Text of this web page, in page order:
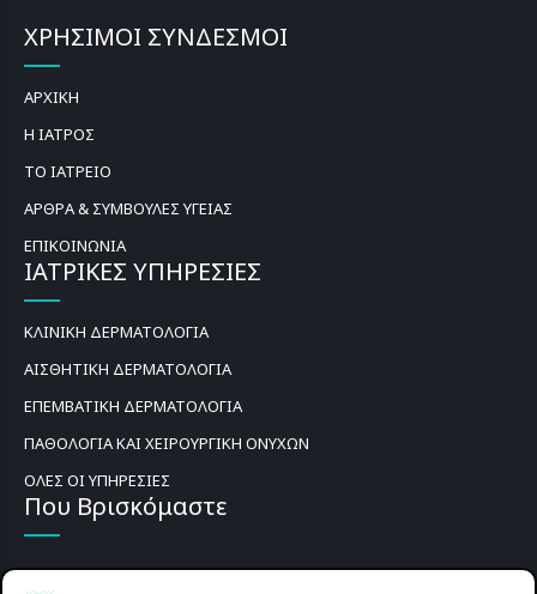
ΧΡΗΣΙΜΟΙ ΣΥΝΔΕΣΜΟΙ
ΑΡΧΙΚΗ
Η ΙΑΤΡΟΣ
ΤΟ ΙΑΤΡΕΙΟ
ΑΡΘΡΑ & ΣΥΜΒΟΥΛΕΣ ΥΓΕΙΑΣ
ΕΠΙΚΟΙΝΩΝΙΑ
ΙΑΤΡΙΚΕΣ ΥΠΗΡΕΣΙΕΣ
ΚΛΙΝΙΚΗ ΔΕΡΜΑΤΟΛΟΓΙΑ
ΑΙΣΘΗΤΙΚΗ ΔΕΡΜΑΤΟΛΟΓΙΑ
ΕΠΕΜΒΑΤΙΚΗ ΔΕΡΜΑΤΟΛΟΓΙΑ
ΠΑΘΟΛΟΓΙΑ ΚΑΙ ΧΕΙΡΟΥΡΓΙΚΗ ΟΝΥΧΩΝ
ΟΛΕΣ ΟΙ ΥΠΗΡΕΣΙΕΣ
Που Βρισκόμαστε